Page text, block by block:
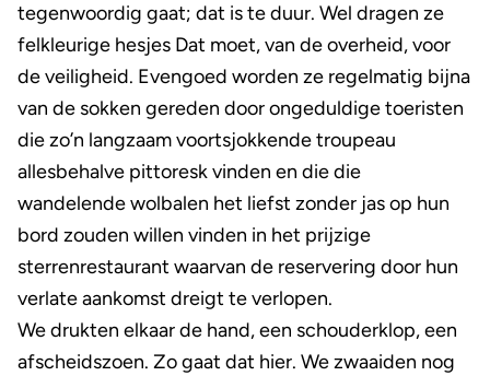
tegenwoordig gaat; dat is te duur. Wel dragen ze
felkleurige hesjes Dat moet, van de overheid, voor
de veiligheid. Evengoed worden ze regelmatig bijna
van de sokken gereden door ongeduldige toeristen
die zo’n langzaam voortsjokkende troupeau
allesbehalve pittoresk vinden en die die
wandelende wolbalen het liefst zonder jas op hun
bord zouden willen vinden in het prijzige
sterrenrestaurant waarvan de reservering door hun
verlate aankomst dreigt te verlopen.
We drukten elkaar de hand, een schouderklop, een
afscheidszoen. Zo gaat dat hier. We zwaaiden nog